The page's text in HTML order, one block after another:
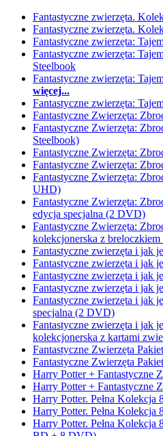
Fantastyczne zwierzęta.
Fantastyczne zwierzęta.
Fantastyczne zwierzęta:
Fantastyczne zwierzęta:
Steelbook
Fantastyczne zwierzęta:
więcej...
Fantastyczne zwierzęta:
Fantastyczne Zwierzęta:
Fantastyczne Zwierzęta:
Steelbook)
Fantastyczne Zwierzęta:
Fantastyczne Zwierzęta:
Fantastyczne Zwierzęta:
UHD)
Fantastyczne Zwierzęta:
edycja specjalna (2 DVD)
Fantastyczne Zwierzęta:
kolekcjonerska z
Fantastyczne zwierzęta i jak
Fantastyczne zwierzęta i jak
Fantastyczne zwierzęta i jak
Fantastyczne zwierzęta i jak
Fantastyczne zwierzęta i jak
specjalna (2 DVD)
Fantastyczne zwierzęta i jak
kolekcjonerska z kartami
Fantastyczne Zwierzęta
Fantastyczne Zwierzęta
Harry Potter + Fantastyczne
Harry Potter + Fantastyczne
Harry Potter. Pełna
Harry Potter. Pełna
Harry Potter. Pełna Kolekcja